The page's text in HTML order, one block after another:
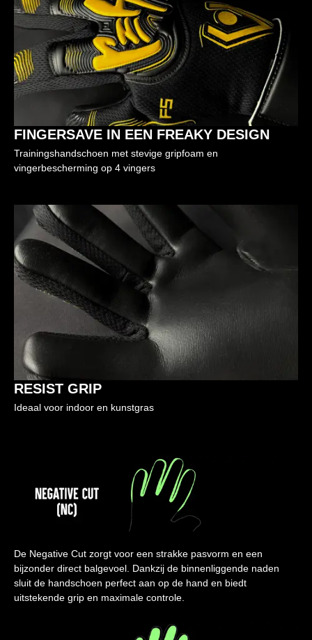
FINGERSAVE IN EEN FREAKY DESIGN
Trainingshandschoen met stevige gripfoam en
vingerbescherming op 4 vingers
RESIST GRIP
Ideaal voor indoor en kunstgras
De Negative Cut zorgt voor een strakke pasvorm en een
bijzonder direct balgevoel. Dankzij de binnenliggende naden
sluit de handschoen perfect aan op de hand en biedt
uitstekende grip en maximale controle.